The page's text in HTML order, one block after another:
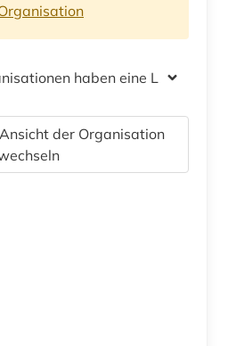
haben eine Lizenz
der Organisation